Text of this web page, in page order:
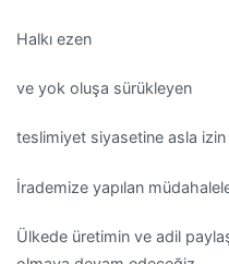
Halkı ezen
ve yok oluşa sürükleyen
teslimiyet siyasetine asla
İrademize yapılan
Ülkede üretimin ve adil